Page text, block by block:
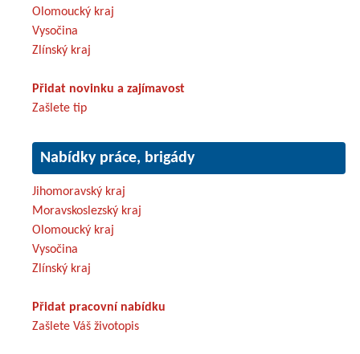
Olomoucký kraj
Vysočina
Zlínský kraj
Přidat novinku a zajímavost
Zašlete tip
Nabídky práce, brigády
Jihomoravský kraj
Moravskoslezský kraj
Olomoucký kraj
Vysočina
Zlínský kraj
Přidat pracovní nabídku
Zašlete Váš životopis